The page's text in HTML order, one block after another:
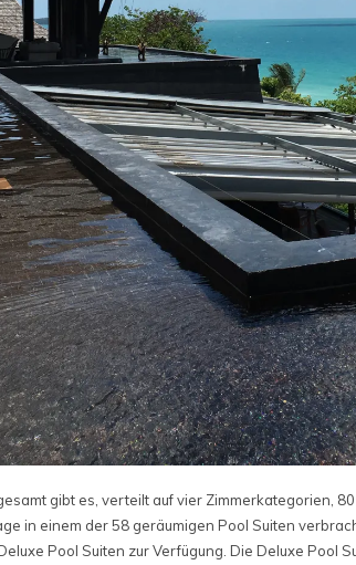
gibt es, verteilt auf vier Zimmerkategorien,
in einem der 58 geräumigen Pool Suiten
Pool Suiten zur Verfügung. Die Deluxe Pool